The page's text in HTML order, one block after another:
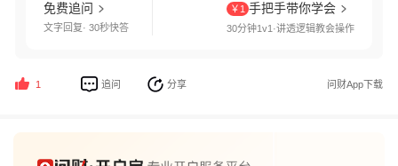
免费追问
文字回复· 30秒快答
￥1 手把手带你学会
30分钟1v1·讲透逻辑教会操作
1 追问 分享 问财App下载